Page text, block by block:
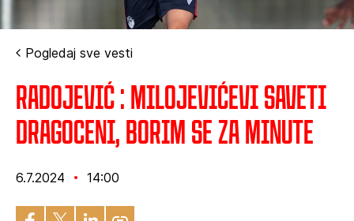
Pogledaj sve vesti
Radojević : Milojevićevi saveti
dragoceni, borim se za minute
6.7.2024 14:00